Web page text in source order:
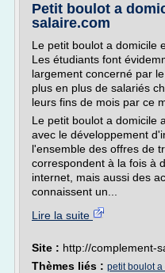
Petit boulot a
salaire.com
Le petit boulot a domicile
Les étudiants font
largement concerné par
plus en plus de salariés
leurs fins de mois par ce
Le petit boulot a domicile
avec le développement
l'ensemble des offres de
correspondent à la fois à
internet, mais aussi des
connaissent un...
Lire la suite
Site : http://complement-
Thèmes liés : petit boulot